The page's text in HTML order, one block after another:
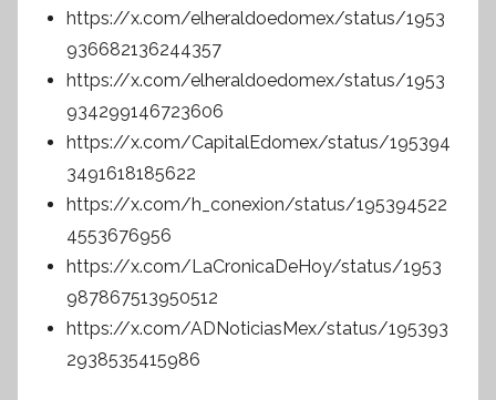
https://x.com/elheraldoedomex/status/1953
936682136244357
https://x.com/elheraldoedomex/status/1953
934299146723606
https://x.com/CapitalEdomex/status/195394
3491618185622
https://x.com/h_conexion/status/195394522
4553676956
https://x.com/LaCronicaDeHoy/status/1953
987867513950512
https://x.com/ADNoticiasMex/status/195393
2938535415986